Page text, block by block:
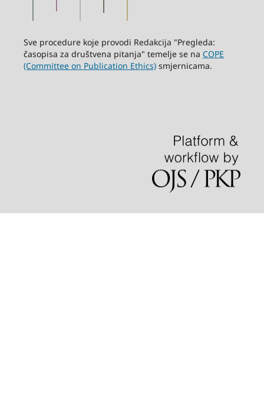
Sve procedure koje provodi Redakcija "Pregleda:
časopisa za društvena pitanja" temelje se na COPE
(Committee on Publication Ethics)smjernicama.